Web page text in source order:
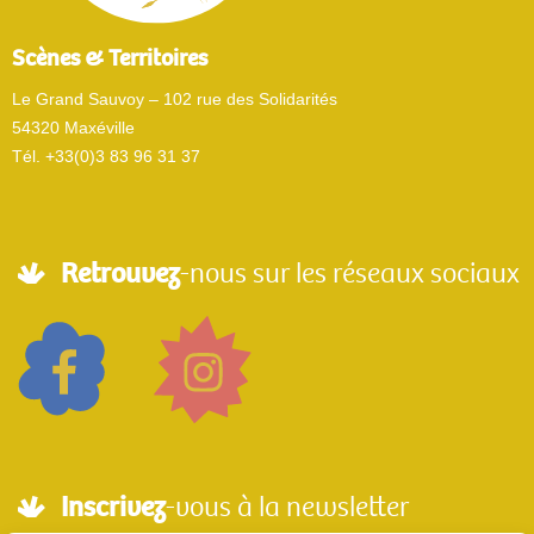
Scènes & Territoires
Le Grand Sauvoy – 102 rue des Solidarités
54320 Maxéville
Tél. +33(0)3 83 96 31 37
Retrouvez-nous sur les réseaux sociaux
Inscrivez-vous à la newsletter